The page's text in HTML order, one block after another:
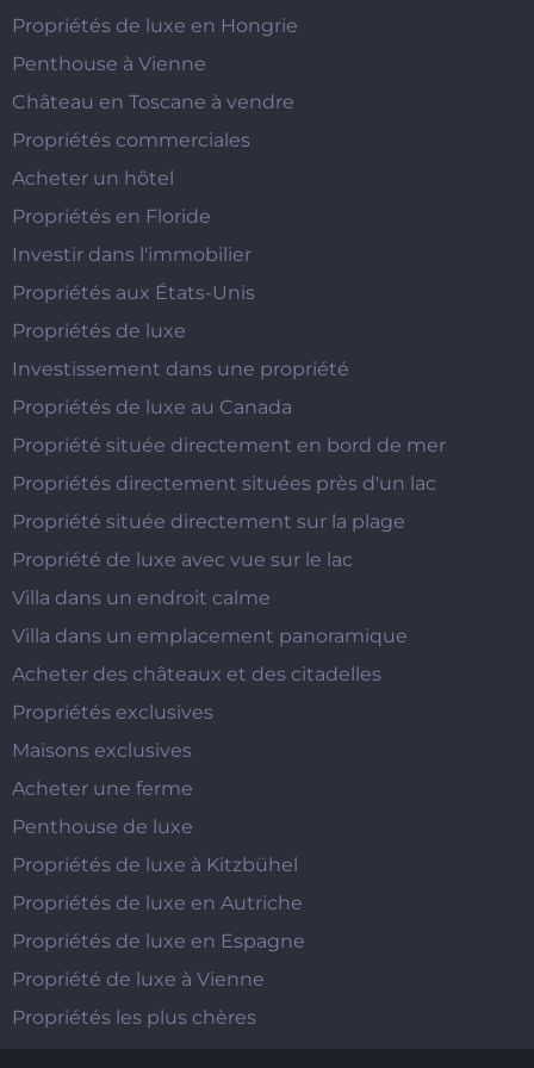
Propriétés de luxe en Hongrie
Penthouse à Vienne
Château en Toscane à vendre
Propriétés commerciales
Acheter un hôtel
Propriétés en Floride
Investir dans l'immobilier
Propriétés aux États-Unis
Propriétés de luxe
Investissement dans une propriété
Propriétés de luxe au Canada
Propriété située directement en bord de mer
Propriétés directement situées près d'un lac
Propriété située directement sur la plage
Propriété de luxe avec vue sur le lac
Villa dans un endroit calme
Villa dans un emplacement panoramique
Acheter des châteaux et des citadelles
Propriétés exclusives
Maisons exclusives
Acheter une ferme
Penthouse de luxe
Propriétés de luxe à Kitzbühel
Propriétés de luxe en Autriche
Propriétés de luxe en Espagne
Propriété de luxe à Vienne
Propriétés les plus chères